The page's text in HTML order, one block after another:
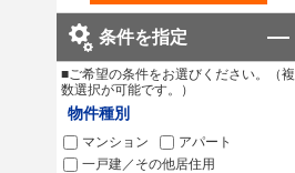
条件を指定
■ご希望の条件をお選びください。（複
数選択が可能です。）
物件種別
マンション
アパート
一戸建／その他居住用